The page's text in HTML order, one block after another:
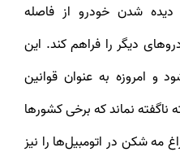
دیده شدن خودرو از فاصله
دیگر را فراهم کند. این
و امروزه به عنوان قوانین
ناگفته نماند که برخی کشورها
مه شکن در اتومبیل‌ها را نیز